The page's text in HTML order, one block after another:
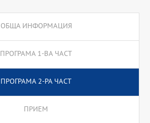
ОБЩА ИНФОРМАЦИЯ
ПРОГРАМА 1-ВА ЧАСТ
ПРОГРАМА 2-РА ЧАСТ
ПРИЕМ